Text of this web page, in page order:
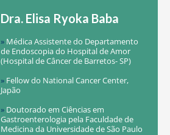
Dra. Elisa Ryoka Baba
» Médica Assistente do Departamento
de Endoscopia do Hospital de Amor
(Hospital de Câncer de Barretos- SP)
» Fellow do National Cancer Center,
Japão
» Doutorado em Ciências em
Gastroenterologia pela Faculdade de
Medicina da Universidade de São Paulo